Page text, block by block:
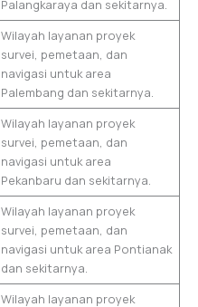
Palangkaraya dan sekitarnya.
Wilayah layanan proyek
survei, pemetaan, dan
navigasi untuk area
Palembang dan sekitarnya.
Wilayah layanan proyek
survei, pemetaan, dan
navigasi untuk area
Pekanbaru dan sekitarnya.
Wilayah layanan proyek
survei, pemetaan, dan
navigasi untuk area Pontianak
dan sekitarnya.
Wilayah layanan proyek